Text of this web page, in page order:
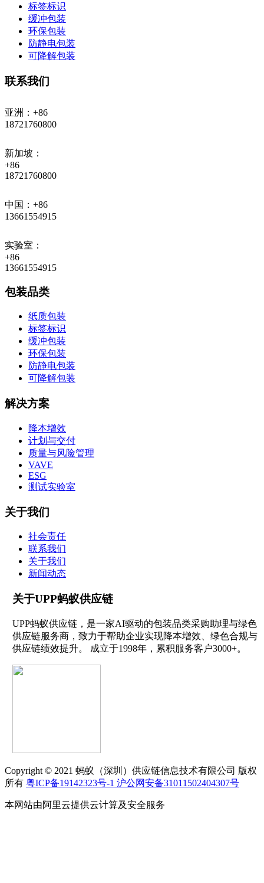
标签标识
缓冲包装
环保包装
防静电包装
可降解包装
联系我们
亚洲：+86
18721760800
新加坡：
+86
18721760800
中国：+86
13661554915
实验室：
+86
13661554915
包装品类
纸质包装
标签标识
缓冲包装
环保包装
防静电包装
可降解包装
解决方案
降本增效
计划与交付
质量与风险管理
VAVE
ESG
测试实验室
关于我们
社会责任
联系我们
关于我们
新闻动态
关于UPP蚂蚁供应链
UPP蚂蚁供应链，是一家AI驱动的包装品类采购助理与绿色
供应链服务商，致力于帮助企业实现降本增效、绿色合规与
供应链绩效提升。 成立于1998年，累积服务客户3000+。
Copyright © 2021 蚂蚁（深圳）供应链信息技术有限公司 版权
所有 粤ICP备19142323号-1 沪公网安备31011502404307号
本网站由阿里云提供云计算及安全服务